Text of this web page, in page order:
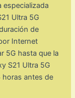
especializada
Ultra 5G
de
Internet
5G hasta que la
S21 Ultra 5G
horas antes de